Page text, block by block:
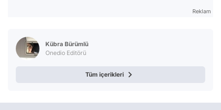
Reklam
Kübra Bürümlü
Onedio Editörü
Tüm içerikleri